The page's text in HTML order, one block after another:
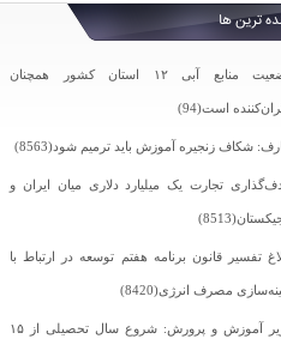
ترین ها
وضعیت منابع آبی ۱۲ استان کشور همچنان
است(94)
شکاف زنجیره آموزش باید ترمیم شود(8563)
تجارت یک میلیارد دلاری میان ایران و
تفسیر قانون برنامه هفتم توسعه در ارتباط با
مصرف انرژی(8420)
وزیر آموزش و پرورش: شروع سال تحصیلی از ۱۵